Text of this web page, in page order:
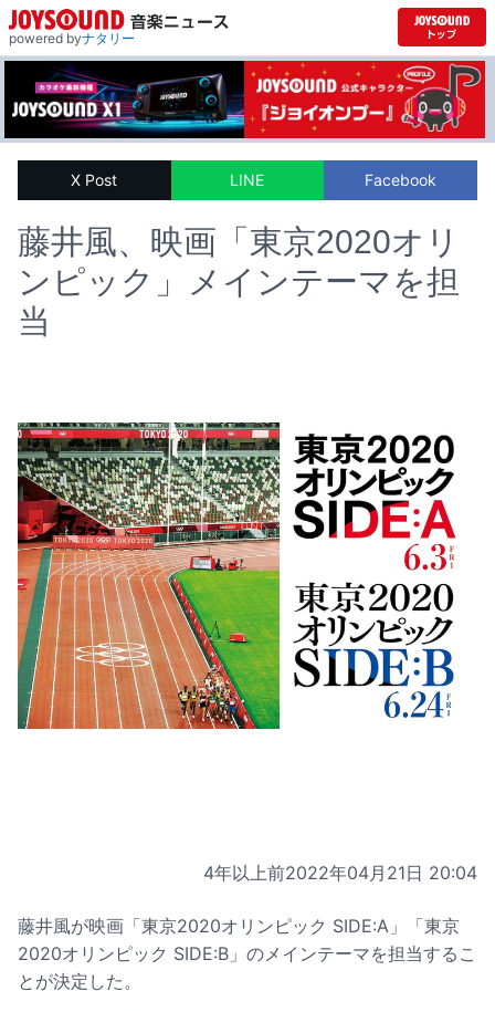
powered byナタリー
X Post LINE Facebook
藤井風、映画「東京2020オリ
ンピック」メインテーマを担
当
4年以上前2022年04月21日 20:04
藤井風が映画「東京2020オリンピック SIDE:A」「東京
2020オリンピック SIDE:B」のメインテーマを担当するこ
とが決定した。